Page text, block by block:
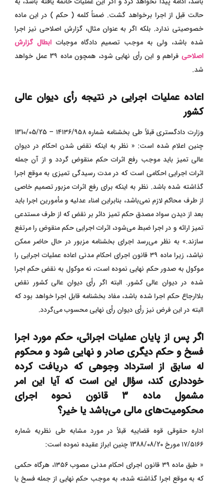
حالت قبل از اجرا برخواهد گشت. ضمناً کلمه ( حکم ) در این ماده
خصوصیتی ندارد. بلکه اگر به عنوان مثال، گزارش اصلاحی نیز اجرا
شده باشد، ولی به موجب تصمیم دادگاه موجبات ابطال گزارش
اصلاحی
فراهم و این رأی نهایی شود، همچون ماده 3۹ عمل خواهد
شد.
اعاده عملیات اجرایی در نتیجه رأی دیوان عالی
کشور
وزارت دادگستری قبلاً طی بخشنامه شماره ١٤١٣٦/٩٥٨ – 1310/05/25
چنین اعلام شده است: « نظر به اینکه نقض شدن احکام در دیوان
عالی تمیز باید موجب رفع اثرات حکم منقوض گردد و از آن جمله
اثرات اجرایی احکامی است که در مدت رسیدگی تمیزی به موقع اجرا
گذاشته شده باشد. نظر به اینکه برای رفع اثرات مزبور تصمیم خاصی
از طرف محاکم لازم نمی‌باشد، بنابراین امناء عدلیه و مأمورین اجرا باید
بعد از دیدن سواد مصدق حکم تمیز دائر بر نقض که از طرف مستدعی
تمیز ارائه و در اجرا ضبط می‌شود، اثرات اجرایی حکم منقوض را مرتفع
سازند.» به نظر می‌رسد اجرای بخشنامه مزبور در حال حاضر ممکن
نباشد، زیرا ماده ۳۹ قانون اجرای احکام مدنی اعاده عملیات اجرایی را
موکول به صدور حکم نهایی نموده است، نه موکول به نقض حکم اجرا
شده در دیوان عالی کشور. البته اگر رأی دیوان عالی کشور نقض
بلاارجاع حکم اجرا شده باشد، مفاد بخشنامه قابل اجرا خواهد بود که
البته در این فرض نیز رأی دیوان رأی نهایی محسوب می‌گردد.
اگر پس از پایان عملیات اجرائی، حکم مورد اجرا
فسخ و حکم دیگری صادر و نهایی شود و محکوم
له سابق از استرداد وجوهی که دریافت کرده
خودداری کند، سؤال این است که آیا این امر
مشمول ماده ۳ قانون نحوه اجرای
محکومیت‌های مالی می‌باشد یا خیر؟
اداره حقوقی قوه قضاییه قبلاً در مورد مشابه طی نظریه شماره
۱۷/۵۱۶۶ مورخ 1388/08/20 چنین ابراز عقیده نموده است:
« طبق ماده ۳۹ قانون اجرای احکام مدنی مصوب ۱۳۵۶، هرگاه حکمی
که به موقع اجرا گذاشته شده، به موجب حکم نهایی از جمله فسخ یا